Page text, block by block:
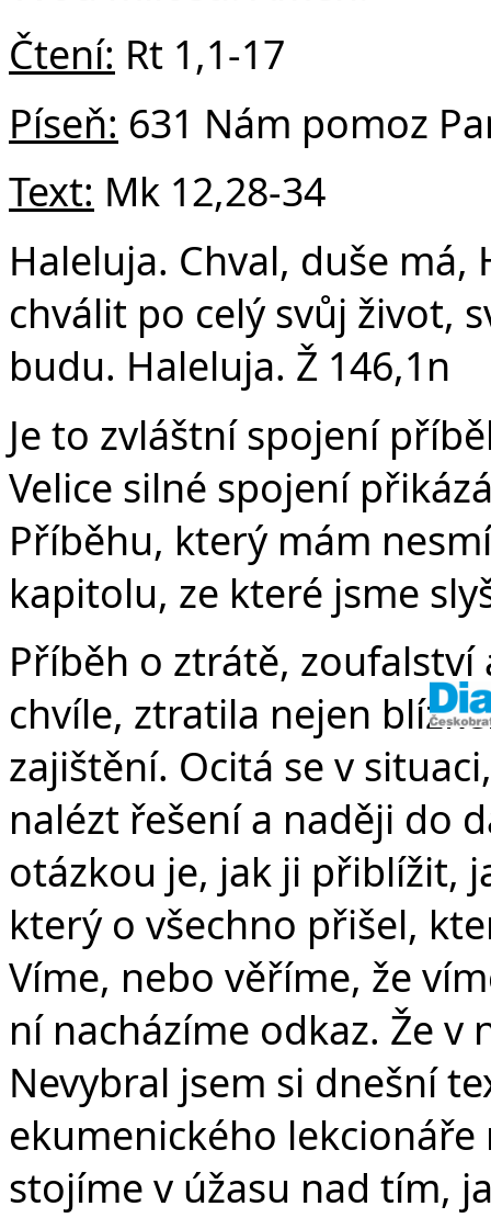
v
Čtení: Rt 1,1-17
Píseň: 631 Nám pomoz
Text: Mk 12,28-34
Haleluja. Chval, duše
chválit po celý svůj život,
budu. Haleluja. Ž 146,1n
Je to zvláštní spojení
Velice silné spojení
Příběhu, který mám
kapitolu, ze které jsme
Příběh o ztrátě,
chvíle, ztratila nejen
zajištění. Ocitá se v
nalézt řešení a naději do
otázkou je, jak ji přiblížit,
který o všechno přišel,
Víme, nebo věříme, že
ní nacházíme odkaz. Že v
Nevybral jsem si dnešní
ekumenického
stojíme v úžasu nad tím,